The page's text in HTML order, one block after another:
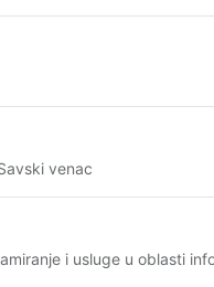
venac
i usluge u oblasti